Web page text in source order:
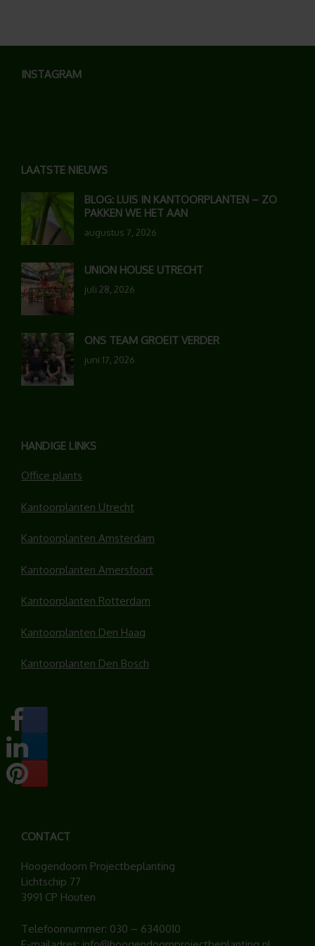
INSTAGRAM
LAATSTE NIEUWS
BLOG: LUIS IN KANTOORPLANTEN – ZO
PAKKEN WE HET AAN
augustus 7, 2026
UNION HOUSE UTRECHT
juli 28, 2026
ONS TEAM GROEIT VERDER
juni 17, 2026
HANDIGE LINKS
Office plants
Kantoorplanten Utrecht
Kantoorplanten Amsterdam
Kantoorplanten Amersfoort
Kantoorplanten Rotterdam
Kantoorplanten Den Haag
Kantoorplanten Den Bosch
CONTACT
Hoogendoorn Projectbeplanting
Lichtschip 77
3991 CP Houten
Telefoonnummer: 030 – 6340010